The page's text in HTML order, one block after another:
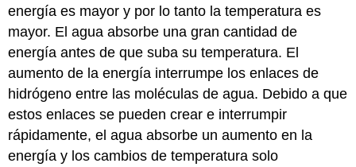
energía es mayor y por lo tanto la temperatura es
mayor. El agua absorbe una gran cantidad de
energía antes de que suba su temperatura. El
aumento de la energía interrumpe los enlaces de
hidrógeno entre las moléculas de agua. Debido a que
estos enlaces se pueden crear e interrumpir
rápidamente, el agua absorbe un aumento en la
energía y los cambios de temperatura solo